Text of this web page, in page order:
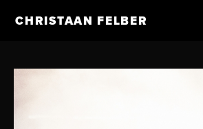
CHRISTAAN FELBER